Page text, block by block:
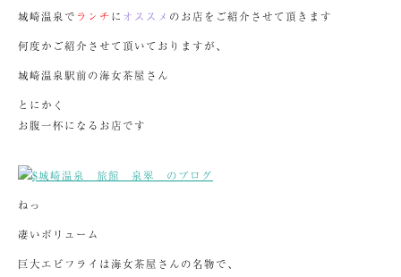
城崎温泉で ランチに オススメ のお店をご紹介させて頂きます
何度かご紹介させて頂いておりますが、
城崎温泉駅前の海女茶屋さん
とにかく
お腹一杯になるお店です
ねっ
凄いボリューム
巨大エビフライは海女茶屋さんの名物で、